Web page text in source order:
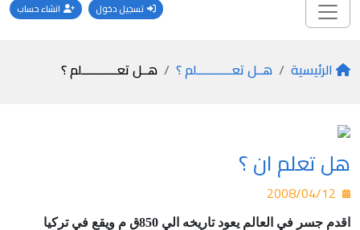
تسجيل دخول انشاء حساب
الرئيسية هــل تعـــــــــــلم ؟ هــل تعـــــــــــلم ؟
هل تعلم ان ؟
اقدم جسر في العالم يعود تاريخه الي 850ق م ويقع في تركيا